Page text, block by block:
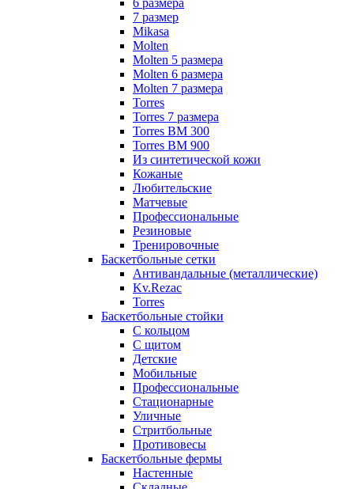
6 размера
7 размер
Mikasa
Molten
Molten 5 размера
Molten 6 размера
Molten 7 размера
Torres
Torres 7 размера
Torres BM 300
Torres BM 900
Из синтетической кожи
Кожаные
Любительские
Матчевые
Профессиональные
Резиновые
Тренировочные
Баскетбольные сетки
Антивандальные (металлические)
Kv.Rezac
Torres
Баскетбольные стойки
С кольцом
С щитом
Детские
Мобильные
Профессиональные
Стационарные
Уличные
Стритбольные
Противовесы
Баскетбольные фермы
Настенные